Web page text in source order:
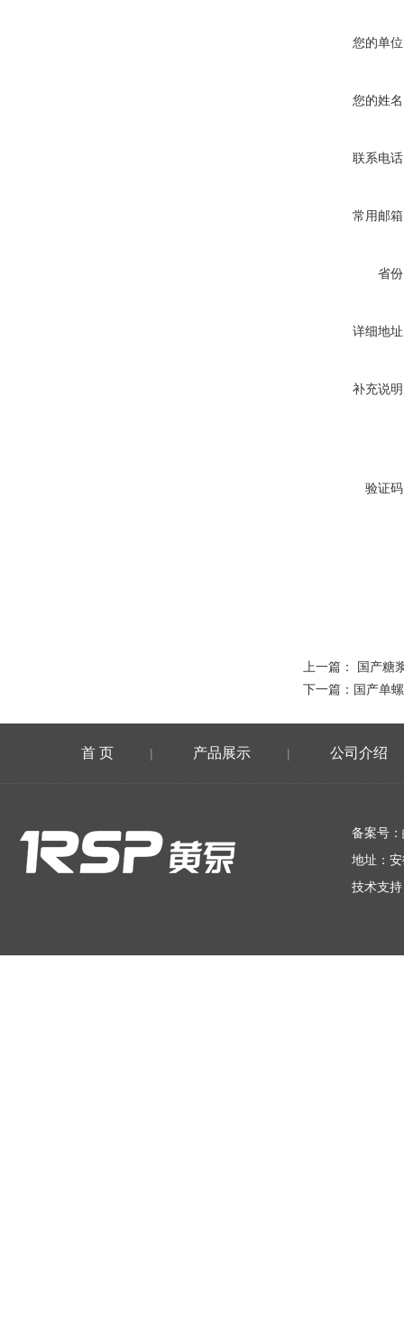
您的单
您的姓
联系电
常用邮
省
详细地
补充说
验证
上一篇：
国产糖
下一篇： 国产单
首 页 | 产品展示 | 公司介绍
备案号：
地址：
技术支